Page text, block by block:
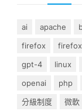
ai apache
firefox
firefox
gpt-4
linux
openai
php
分級制度
微軟